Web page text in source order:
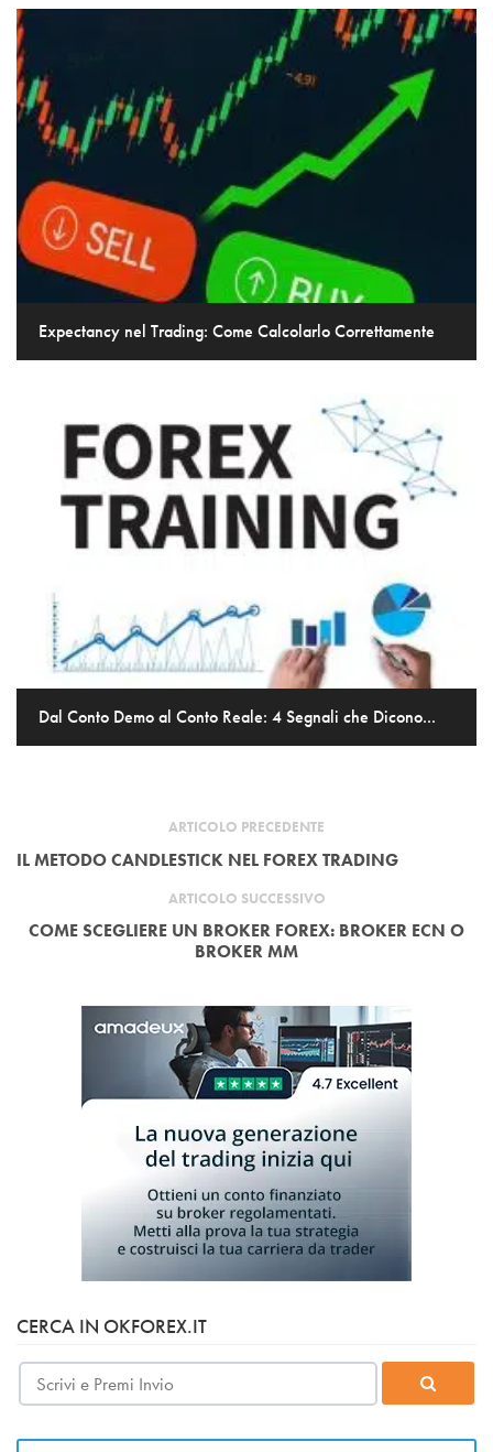
Expectancy nel Trading: Come Calcolarlo Correttamente
Dal Conto Demo al Conto Reale: 4 Segnali che Dicono...
ARTICOLO PRECEDENTE
IL METODO CANDLESTICK NEL FOREX TRADING
ARTICOLO SUCCESSIVO
COME SCEGLIERE UN BROKER FOREX: BROKER ECN O
BROKER MM
CERCA IN OKFOREX.IT